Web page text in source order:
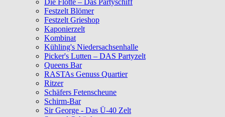
Die Flotte – Das Partyschiff
Festzelt Blömer
Festzelt Grieshop
Kaponierzelt
Kombinat
Kühling's Niedersachsenhalle
Picker's Lutten – DAS Partyzelt
Queens Bar
RASTAs Genuss Quartier
Ritzer
Schäfers Fetenscheune
Schirm-Bar
Sir George - Das Ü-40 Zelt